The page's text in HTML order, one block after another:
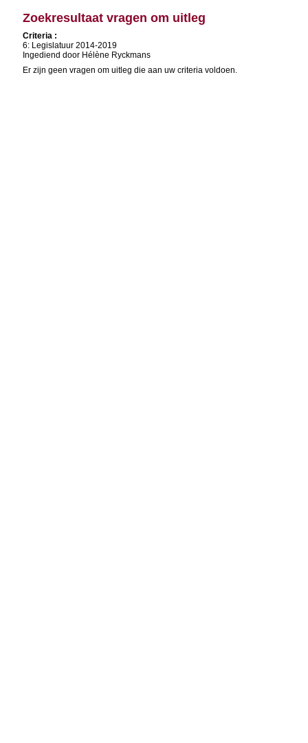
Zoekresultaat vragen om uitleg
Criteria :
6: Legislatuur 2014-2019
Ingediend door Hélène Ryckmans
Er zijn geen vragen om uitleg die aan uw criteria voldoen.